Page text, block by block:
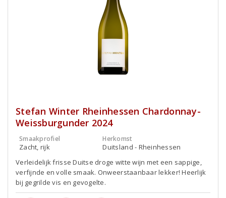
Stefan Winter Rheinhessen Chardonnay-
Weissburgunder 2024
Smaakprofiel
Zacht, rijk
Herkomst
Duitsland - Rheinhessen
Verleidelijk frisse Duitse droge witte wijn met een sappige,
verfijnde en volle smaak. Onweerstaanbaar lekker! Heerlijk
bij gegrilde vis en gevogelte.